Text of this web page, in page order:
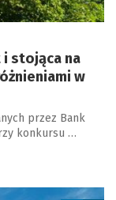
i stojąca na
w
przez Bank
konkursu …